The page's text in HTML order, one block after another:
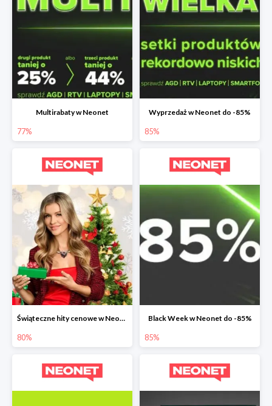
Multirabaty w Neonet
77%
Wyprzedaż w Neonet do -85%
85%
Świąteczne hity cenowe w Neonet do -80%
80%
Black Week w Neonet do -85%
85%